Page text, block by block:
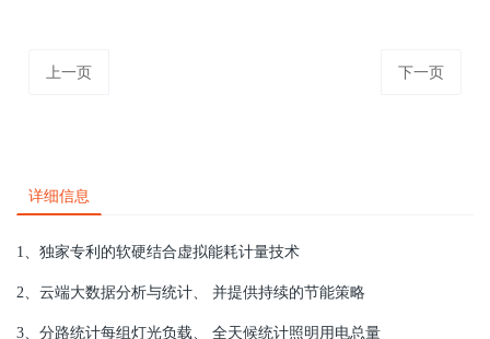
上一页 下一页
详细信息
1、独家专利的软硬结合虚拟能耗计量技术
2、云端大数据分析与统计、 并提供持续的节能策略
3、分路统计每组灯光负载、 全天候统计照明用电总量